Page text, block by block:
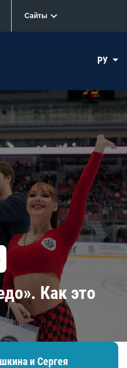
Сайты
РУ
Как это
и Сергея